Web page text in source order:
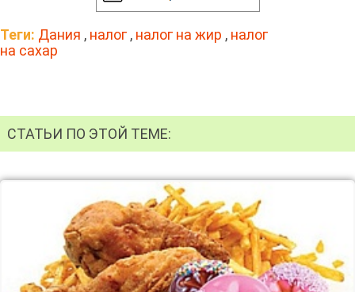
Теги: Дания , налог , налог на жир , налог
на сахар
СТАТЬИ ПО ЭТОЙ ТЕМЕ: